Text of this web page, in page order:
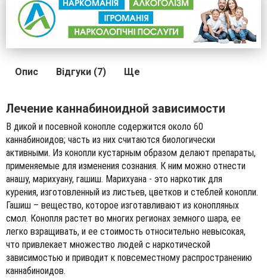
Опис Відгуки (7) Ще
Лечение каннабиноидной зависимости
В дикой и посевной конопле содержится около 60
каннабиноидов; часть из них считаются биологически
активными. Из конопли кустарным образом делают препараты,
применяемые для изменения сознания. К ним можно отнести
анашу, марихуану, гашиш. Марихуана - это наркотик для
курения, изготовленный из листьев, цветков и стеблей конопли.
Гашиш – вещество, которое изготавливают из конопляных
смол. Конопля растет во многих регионах земного шара, ее
легко взращивать, и ее стоимость относительно невысокая,
что привлекает множество людей с наркотической
зависимостью и приводит к повсеместному распространению
каннабиноидов.